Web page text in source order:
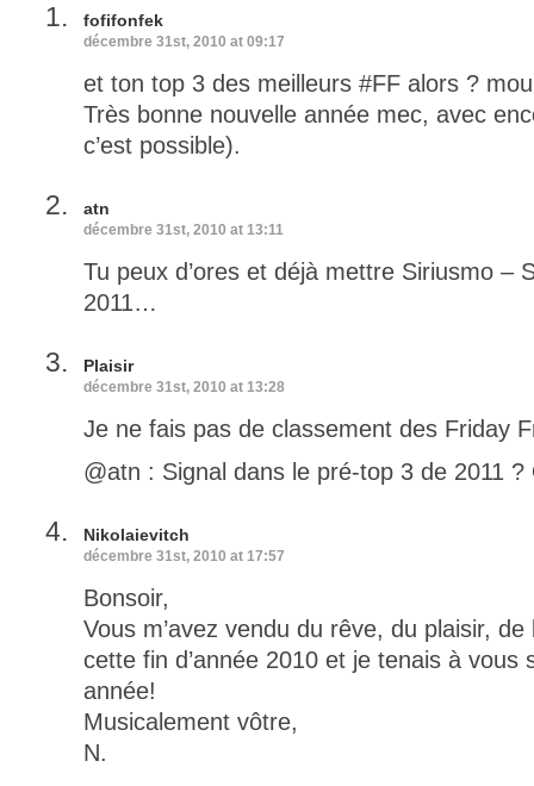
fofifonfek
décembre 31st, 2010 at 09:17
et ton top 3 des meilleurs #FF alors ?
Très bonne nouvelle année mec, avec
c’est possible).
atn
décembre 31st, 2010 at 13:11
Tu peux d’ores et déjà mettre Siriusmo –
2011…
Plaisir
décembre 31st, 2010 at 13:28
Je ne fais pas de classement des Friday
@atn : Signal dans le pré-top 3 de 2011 ?
Nikolaievitch
décembre 31st, 2010 at 17:57
Bonsoir,
Vous m’avez vendu du rêve, du plaisir,
cette fin d’année 2010 et je tenais à vous
année!
Musicalement vôtre,
N.